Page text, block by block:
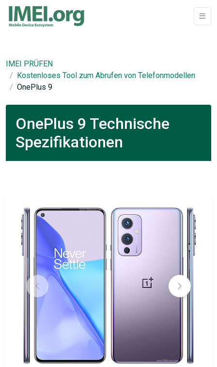
IMEI PRÜFEN
Kostenloses Tool zum Abrufen von Telefonmodellen
OnePlus 9
OnePlus 9 Technische
Spezifikationen